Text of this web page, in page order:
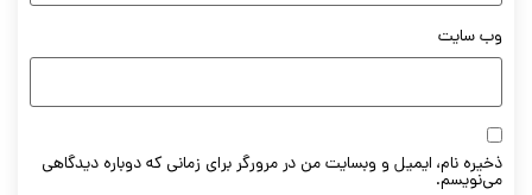
سایت
نام، ایمیل و وبسایت من در مرورگر برای زمانی که دوباره دیدگاهی